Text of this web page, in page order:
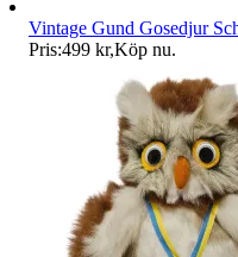
Vintage Gund Gosedjur
Pris:499 kr,Köp nu.